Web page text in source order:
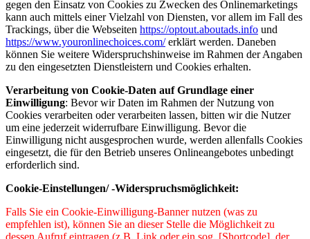
gegen den Einsatz von Cookies zu Zwecken des Onlinemarketings
kann auch mittels einer Vielzahl von Diensten, vor allem im Fall des
Trackings, über die Webseiten https://optout.aboutads.info und
https://www.youronlinechoices.com/erklärt werden. Daneben
können Sie weitere Widerspruchshinweise im Rahmen der Angaben
zu den eingesetzten Dienstleistern und Cookies erhalten.
Verarbeitung von Cookie-Daten auf Grundlage einer
Einwilligung: Bevor wir Daten im Rahmen der Nutzung von
Cookies verarbeiten oder verarbeiten lassen, bitten wir die Nutzer
um eine jederzeit widerrufbare Einwilligung. Bevor die
Einwilligung nicht ausgesprochen wurde, werden allenfalls Cookies
eingesetzt, die für den Betrieb unseres Onlineangebotes unbedingt
erforderlich sind.
Cookie-Einstellungen/ -Widerspruchsmöglichkeit:
Falls Sie ein Cookie-Einwilligung-Banner nutzen (was zu
empfehlen ist), können Sie an dieser Stelle die Möglichkeit zu
dessen Aufruf eintragen (z.B. Link oder ein sog. [Shortcode], der